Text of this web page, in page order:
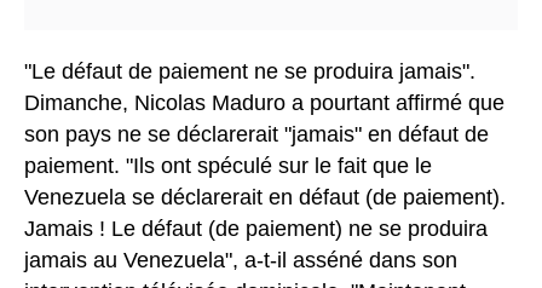
"Le défaut de paiement ne se produira jamais".
Dimanche, Nicolas Maduro a pourtant affirmé que
son pays ne se déclarerait "jamais" en défaut de
paiement. "Ils ont spéculé sur le fait que le
Venezuela se déclarerait en défaut (de paiement).
Jamais ! Le défaut (de paiement) ne se produira
jamais au Venezuela", a-t-il asséné dans son